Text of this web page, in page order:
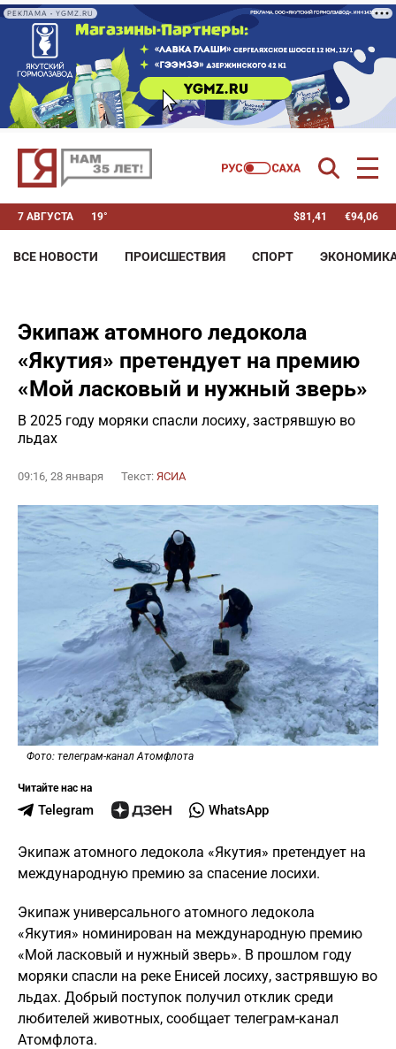
РЕКЛАМА • YGMZ.RU
7 АВГУСТА 19° $81,41 €94,06
ВСЕ НОВОСТИ ПРОИСШЕСТВИЯ СПОРТ
Экипаж атомного ледокола
«Якутия» претендует на премию
«Мой ласковый и нужный зверь»
В 2025 году моряки спасли лосиху, застрявшую во
льдах
09:16, 28 января Текст: ЯСИА
Фото: телеграм-канал Атомфлота
Читайте нас на
Telegram WhatsApp
Экипаж атомного ледокола «Якутия» претендует на
международную премию за спасение лосихи.
Экипаж универсального атомного ледокола
«Якутия» номинирован на международную премию
«Мой ласковый и нужный зверь». В прошлом году
моряки спасли на реке Енисей лосиху, застрявшую во
льдах. Добрый поступок получил отклик среди
любителей животных, сообщает телеграм-канал
Атомфлота.